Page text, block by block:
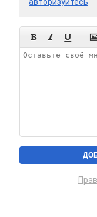
авторизуйтесь
  